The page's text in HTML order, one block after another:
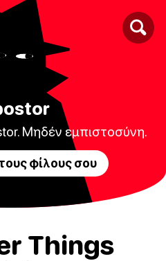
Μηδέν εμπιστοσύνη.
φίλους σου
Things